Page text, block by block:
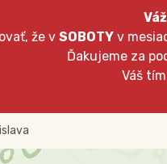
že v SOBOTYv
Ďakujeme za
Váš tím